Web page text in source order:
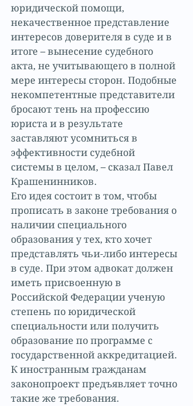
юридической помощи,
некачественное представление
интересов доверителя в суде и в
итоге – вынесение судебного
акта, не учитывающего в полной
мере интересы сторон. Подобные
некомпетентные представители
бросают тень на профессию
юриста и в результате
заставляют усомниться в
эффективности судебной
системы в целом, – сказал Павел
Крашенинников.
Его идея состоит в том, чтобы
прописать в законе требования о
наличии специального
образования у тех, кто хочет
представлять чьи-либо интересы
в суде. При этом адвокат должен
иметь присвоенную в
Российской Федерации ученую
степень по юридической
специальности или получить
образование по программе с
государственной аккредитацией.
К иностранным гражданам
законопроект предъявляет точно
такие же требования.